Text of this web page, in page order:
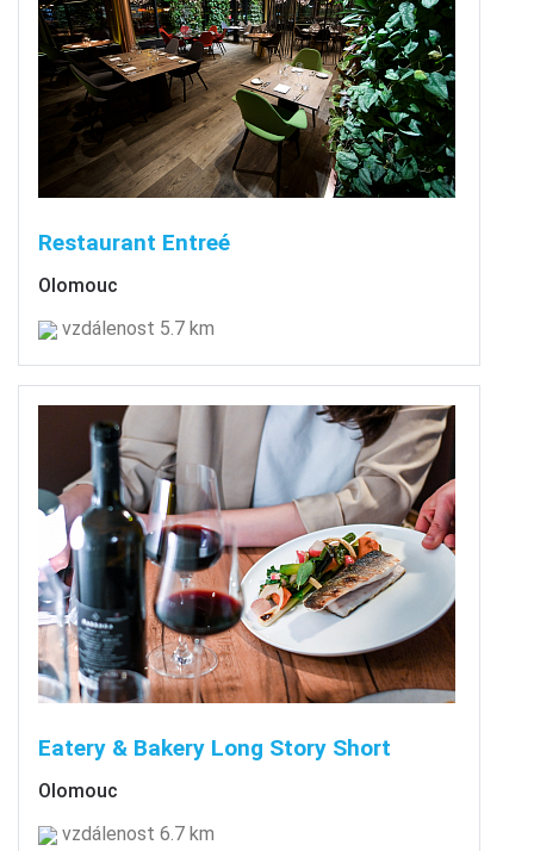
Restaurant Entreé
Olomouc
vzdálenost 5.7 km
Eatery & Bakery Long Story Short
Olomouc
vzdálenost 6.7 km